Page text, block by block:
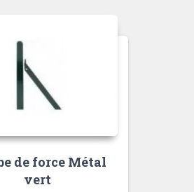
de force Métal
vert